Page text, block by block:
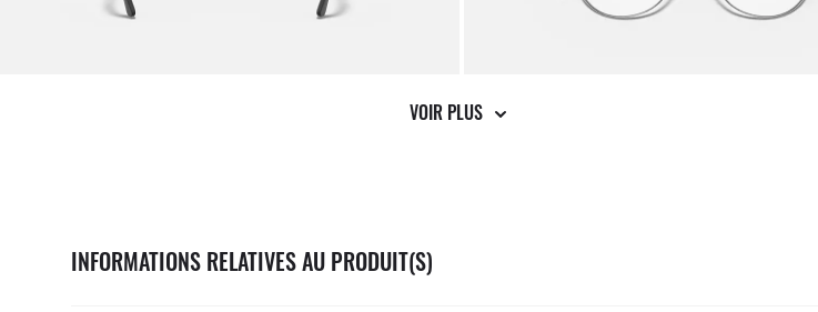
VOIR PLUS
INFORMATIONS RELATIVES AU PRODUIT(S)